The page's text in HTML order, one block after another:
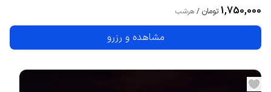
1,750,000 تومان / هرشب
مشاهده و رزرو